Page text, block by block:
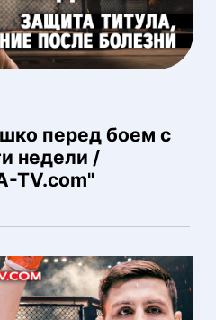
перед боем с
недели /
TV.com"